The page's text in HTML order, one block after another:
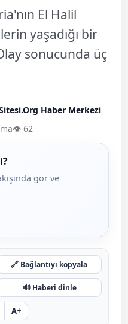
El Halil
yaşadığı bir
sonucunda üç
Haber Merkezi
👁️ 62
gör ve
🔗 Bağlantıyı kopyala
🔊 Haberi dinle
A+